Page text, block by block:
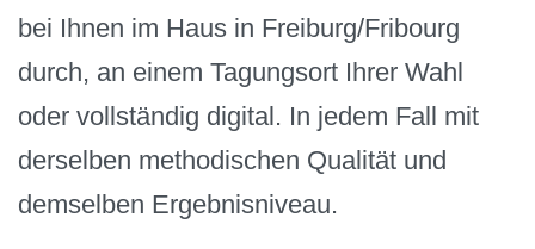
bei Ihnen im Haus in Freiburg/Fribourg
durch, an einem Tagungsort Ihrer Wahl
oder vollständig digital. In jedem Fall mit
derselben methodischen Qualität und
demselben Ergebnisniveau.